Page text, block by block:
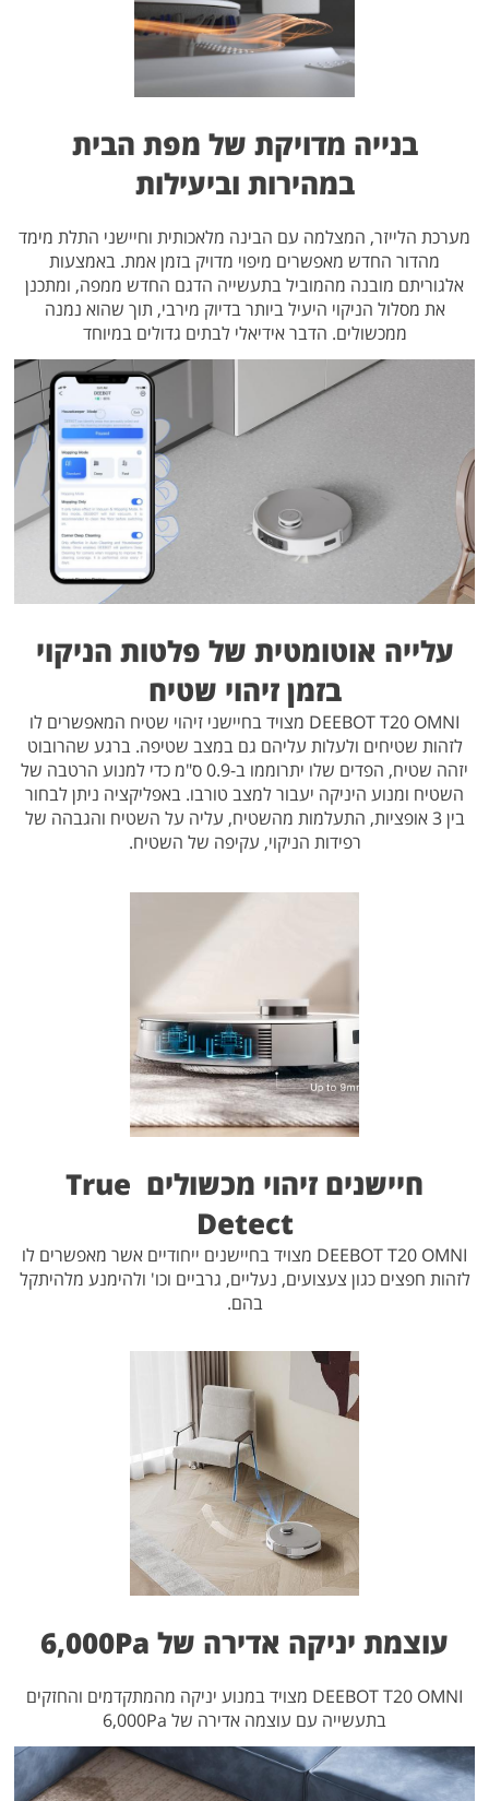
בנייה מדויקת של מפת הבית
במהירות וביעילות
מערכת הלייזר, המצלמה עם הבינה מלאכותית וחיישני התלת מימד
מהדור החדש מאפשרים מיפוי מדויק בזמן אמת. באמצעות
אלגוריתם מובנה מהמוביל בתעשייה הדגם החדש ממפה, ומתכנן
את מסלול הניקוי היעיל ביותר בדיוק מירבי, תוך שהוא נמנה
ממכשולים. הדבר אידיאלי לבתים גדולים במיוחד
עלייה אוטומטית של פלטות הניקוי
בזמן זיהוי שטיח
DEEBOT T20 OMNI מצויד בחיישני זיהוי שטיח המאפשרים לו
לזהות שטיחים ולעלות עליהם גם במצב שטיפה. ברגע שהרובוט
יזהה שטיח, הפדים שלו יתרוממו ב-0.9 ס"מ כדי למנוע הרטבה של
השטיח ומנוע היניקה יעבור למצב טורבו. באפליקציה ניתן לבחור
בין 3 אופציות, התעלמות מהשטיח, עליה על השטיח והגבהה של
רפידות הניקוי, עקיפה של השטיח.
חיישנים זיהוי מכשולים True
Detect
DEEBOT T20 OMNI מצויד בחיישנים ייחודיים אשר מאפשרים לו
לזהות חפצים כגון צעצועים, נעליים, גרביים וכו' ולהימנע מלהיתקל
בהם.
עוצמת יניקה אדירה של 6,000Pa
DEEBOT T20 OMNI מצויד במנוע יניקה מהמתקדמים והחזקים
בתעשייה עם עוצמה אדירה של 6,000Pa